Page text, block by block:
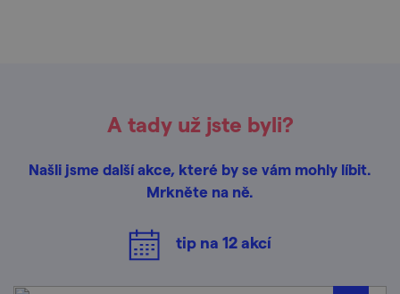
A tady už jste byli?
Našli jsme další akce, které by se vám mohly líbit.
Mrkněte na ně.
tip na 12akcí